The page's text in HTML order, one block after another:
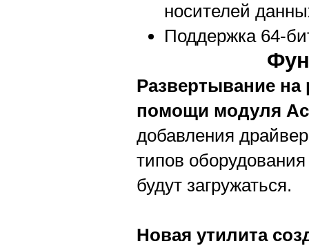
носителей
Поддержка 64-
Развертывание
помощи модуля
добавления
типов
будут загружаться.
Новая утилита